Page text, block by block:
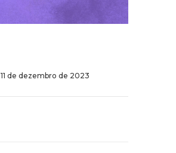
11 de dezembro de 2023